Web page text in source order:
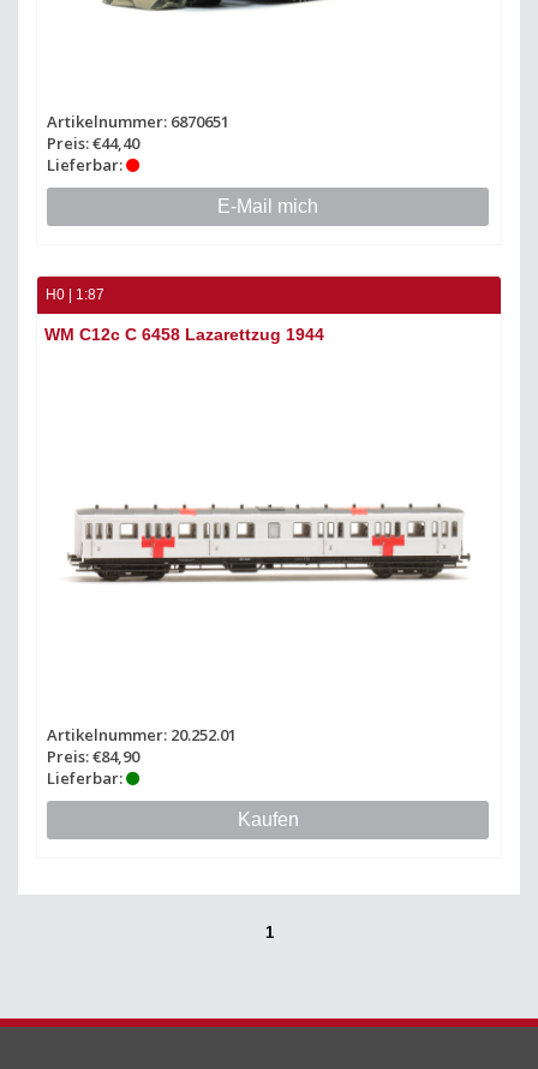
Artikelnummer: 6870651
Preis: €44,40
Lieferbar:
E-Mail mich
H0 | 1:87
WM C12c C 6458 Lazarettzug 1944
Artikelnummer: 20.252.01
Preis: €84,90
Lieferbar:
Kaufen
1